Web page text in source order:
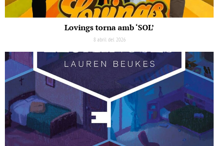
Lovings torna amb ‘SOL’
8 abril del 2026